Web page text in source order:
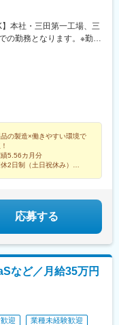
】本社・三田第一工場、三
の勤務となります。※勤務
地内喫煙可能場所あり■
パーク13番6号■三田第二
！／工場内には冷暖
快適に働けます。また、
ルームや軽食も充実して
の製造×働きやすい環境で
5.56カ月分
2日制（土日祝休み）
応募する
など／月給35万円
迎 業種未経験歓迎